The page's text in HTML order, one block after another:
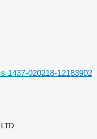
1437-020218-12183902